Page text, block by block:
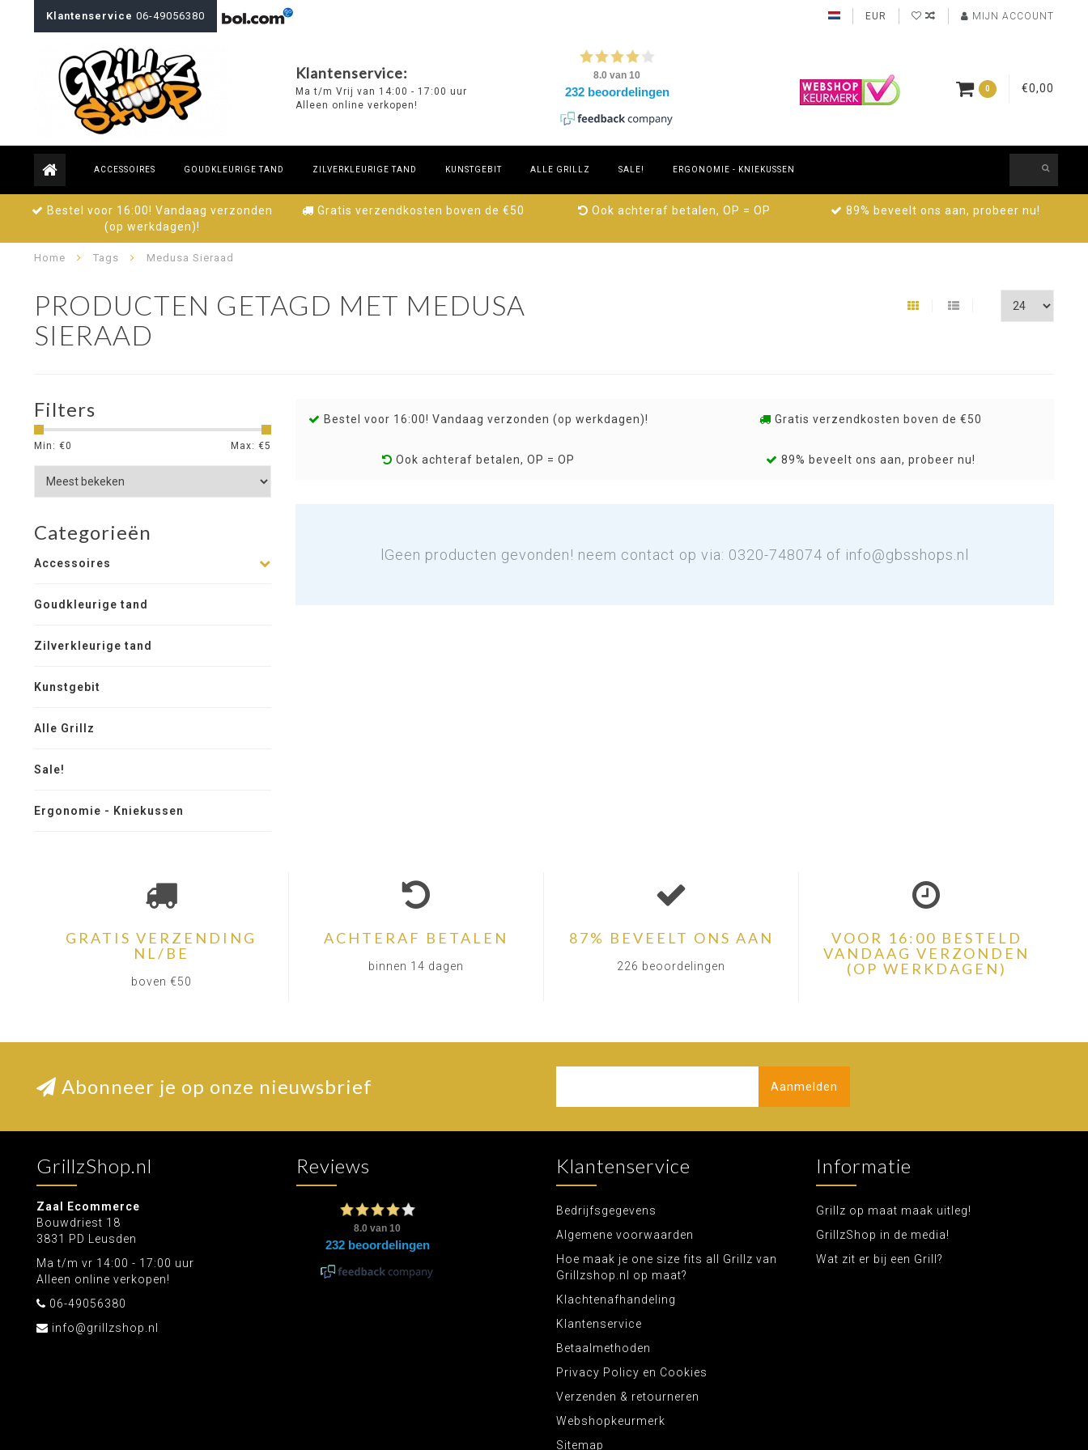
Klantenservice 06-49056380 EUR MIJN ACCOUNT
Klantenservice:
Ma t/m Vrij van 14:00 - 17:00 uur
Alleen online verkopen!
0 €0,00
ACCESSOIRES GOUDKLEURIGE TAND ZILVERKLEURIGE TAND KUNSTGEBIT ALLE GRILLZ SALE! ERGONOMIE - KNIEKUSSEN
Bestel voor 16:00! Vandaag verzonden
(op werkdagen)!
Gratis verzendkosten boven de €50 Ook achteraf betalen, OP = OP 89% beveelt ons aan, probeer nu!
Home Tags Medusa Sieraad
PRODUCTEN GETAGD MET MEDUSA
SIERAAD
Filters
Min: €0 Max: €5
Categorieën
Accessoires
Goudkleurige tand
Zilverkleurige tand
Kunstgebit
Alle Grillz
Sale!
Ergonomie - Kniekussen
Bestel voor 16:00! Vandaag verzonden (op werkdagen)! Gratis verzendkosten boven de €50
Ook achteraf betalen, OP = OP 89% beveelt ons aan, probeer nu!
lGeen producten gevonden! neem contact op via: 0320-748074 of info@gbsshops.nl
GRATIS VERZENDING
NL/BE
boven €50
ACHTERAF BETALEN
binnen 14 dagen
87% BEVEELT ONS AAN
226 beoordelingen
VOOR 16:00 BESTELD
VANDAAG VERZONDEN
(OP WERKDAGEN)
Abonneer je op onze nieuwsbrief Aanmelden
GrillzShop.nl
Zaal Ecommerce
Bouwdriest 18
3831 PD Leusden
Ma t/m vr 14:00 - 17:00 uur
Alleen online verkopen!
06-49056380
info@grillzshop.nl
Reviews Klantenservice
Bedrijfsgegevens
Algemene voorwaarden
Hoe maak je one size fits all Grillz van
Grillzshop.nl op maat?
Klachtenafhandeling
Klantenservice
Betaalmethoden
Privacy Policy en Cookies
Verzenden & retourneren
Webshopkeurmerk
Sitemap
Informatie
Grillz op maat maak uitleg!
GrillzShop in de media!
Wat zit er bij een Grill?